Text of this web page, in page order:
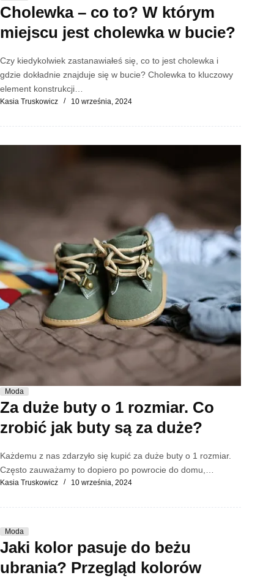
Cholewka – co to? W którym
miejscu jest cholewka w bucie?
Czy kiedykolwiek zastanawiałeś się, co to jest cholewka i
gdzie dokładnie znajduje się w bucie? Cholewka to kluczowy
element konstrukcji…
Kasia Truskowicz 10 września, 2024
Moda
Za duże buty o 1 rozmiar. Co
zrobić jak buty są za duże?
Każdemu z nas zdarzyło się kupić za duże buty o 1 rozmiar.
Często zauważamy to dopiero po powrocie do domu,…
Kasia Truskowicz 10 września, 2024
Moda
Jaki kolor pasuje do beżu
ubrania? Przegląd kolorów